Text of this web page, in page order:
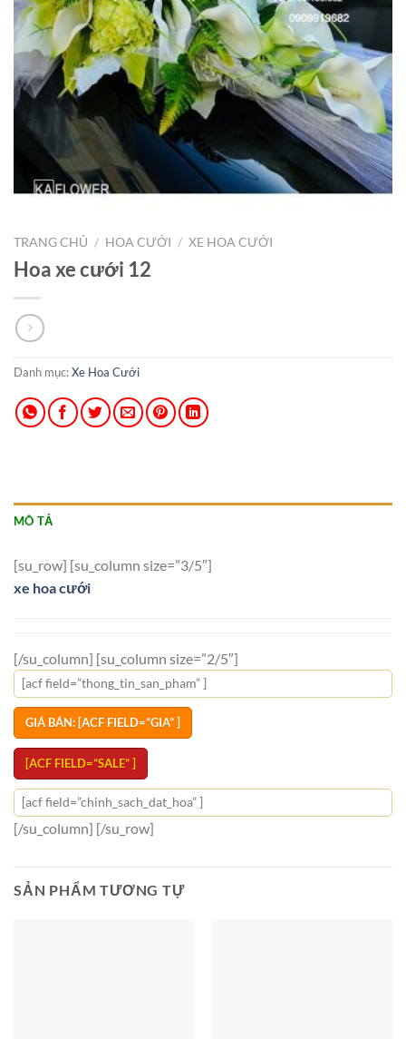
TRANG CHỦ / HOA CƯỚI / XE HOA CƯỚI
Hoa xe cưới 12
Danh mục:Xe Hoa Cưới
MÔ TẢ
[su_row] [su_column size=”3/5″]
xe hoa cưới
[/su_column] [su_column size=”2/5″]
[acf field=”thong_tin_san_pham” ]
GIÁ BÁN: [ACF FIELD=”GIA” ]
[ACF FIELD=”SALE” ]
[acf field=”chinh_sach_dat_hoa” ]
[/su_column] [/su_row]
SẢN PHẨM TƯƠNG TỰ